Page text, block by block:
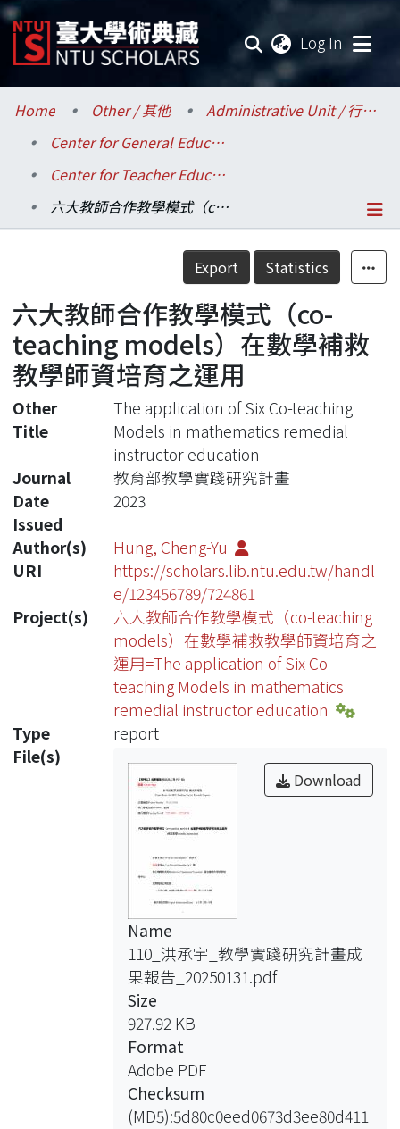
Log In
Communities & Collections
Research Outputs
Fundings & Projects
Statistics
Home Other / 其他
Administrative Unit / 行政單位
Center for General Education / 共同教育中心
Center for Teacher Education / 師資培育中心
六大教師合作教學模式（co-teaching models）在數學補救教學師資培育之運用
Details
Export Statistics
六大教師合作教學模式（co-
teaching models）在數學補救
教學師資培育之運用
Other
Title
The application of Six Co-teaching
Models in mathematics remedial
instructor education
Journal
教育部教學實踐研究計畫
Date
Issued
2023
Author(s)
Hung, Cheng-Yu
URI
https://scholars.lib.ntu.edu.tw/handl
e/123456789/724861
Project(s)
六大教師合作教學模式（co-teaching
models）在數學補救教學師資培育之
運用=The application of Six Co-
teaching Models in mathematics
remedial instructor education
Type
report
File(s)
Download
Name
110_洪承宇_教學實踐研究計畫成
果報告_20250131.pdf
Size
927.92 KB
Format
Adobe PDF
Checksum
(MD5):5d80c0eed0673d3ee80d411